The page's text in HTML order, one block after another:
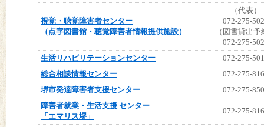
視覚・聴覚障害者センター
（点字図書館・聴覚障害者情報提供施設）
（代表）
072-275-
（図書貸出予
072-275-
生活リハビリテーションセンター
072-275-
総合相談情報センター
072-275-
堺市発達障害者支援センター
072-275-
障害者就業・生活支援 センター
「エマリス堺」
072-275-